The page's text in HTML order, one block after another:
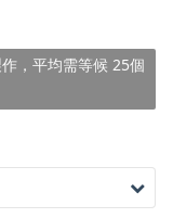
，平均需等候 25個